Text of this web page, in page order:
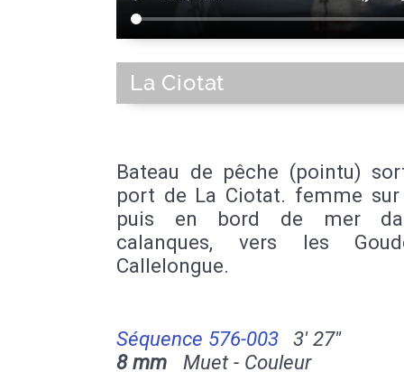
La Ciotat
Bateau de pêche (pointu)
port de La Ciotat. femme
puis en bord de mer
calanques, vers les
Callelongue.
Séquence 576-003
3' 27''
8 mm Muet - Couleur